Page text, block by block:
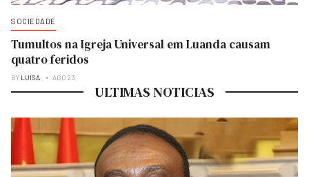
SOCIEDADE
Tumultos na Igreja Universal em Luanda causam
quatro feridos
BY LUISA AGO 23
ULTIMAS NOTICIAS